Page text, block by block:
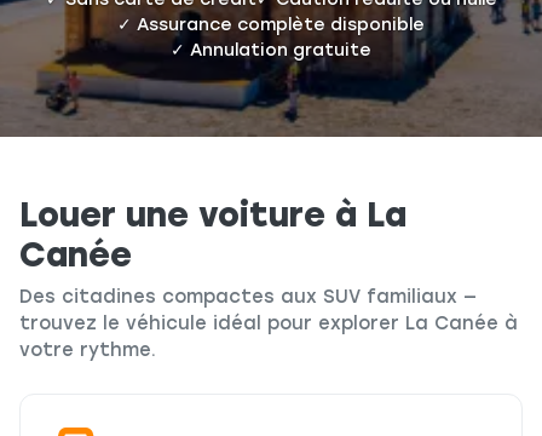
✓ Assurance complète disponible
✓ Annulation gratuite
Louer une voiture à La
Canée
Des citadines compactes aux SUV familiaux —
trouvez le véhicule idéal pour explorer La Canée à
votre rythme.